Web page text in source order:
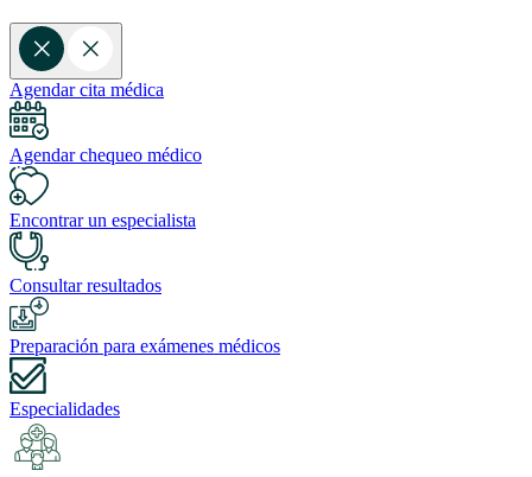
Agendar cita médica
Agendar chequeo médico
Encontrar un especialista
Consultar resultados
Preparación para exámenes médicos
Especialidades